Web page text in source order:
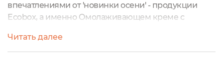
впечатлениями от 'новинки осени' - продукции
Ecobox, а именно Омолаживающем креме с
производителя:Натуральный омолаживающий
крем для лица "Витамин А" с лифтинг-эффектом
Читать далее